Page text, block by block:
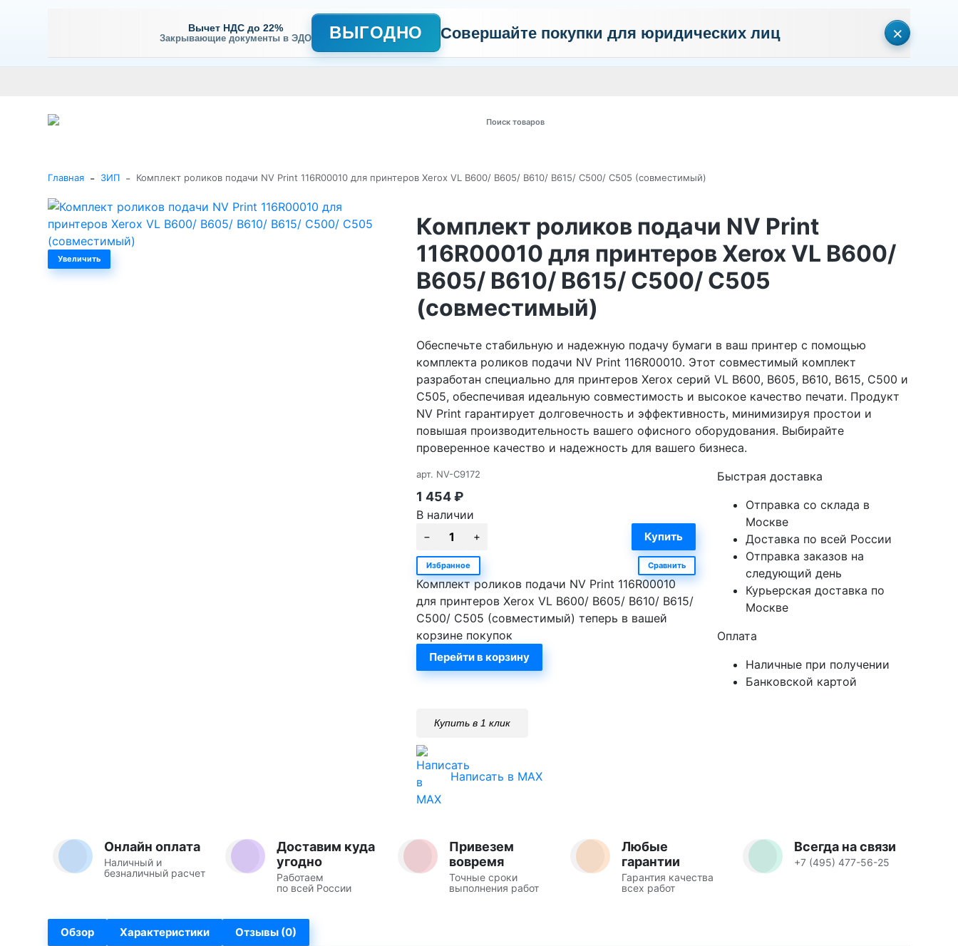
Вычет НДС до 22%
Закрывающие документы в ЭДО ВЫГОДНО Совершайте покупки для юридических лиц ×
Главная - ЗИП - Комплект роликов подачи NV Print 116R00010 для принтеров Xerox VL B600/ B605/ B610/ B615/ C500/ C505 (совместимый)
Увеличить
Комплект роликов подачи NV Print
116R00010 для принтеров Xerox VL B600/
B605/ B610/ B615/ C500/ C505
(совместимый)
Обеспечьте стабильную и надежную подачу бумаги в ваш принтер с помощью
комплекта роликов подачи NV Print 116R00010. Этот совместимый комплект
разработан специально для принтеров Xerox серий VL B600, B605, B610, B615, C500 и
C505, обеспечивая идеальную совместимость и высокое качество печати. Продукт
NV Print гарантирует долговечность и эффективность, минимизируя простои и
повышая производительность вашего офисного оборудования. Выбирайте
проверенное качество и надежность для вашего бизнеса.
арт. NV-C9172
1 454₽
В наличии
Избранное Сравнить
Комплект роликов подачи NV Print 116R00010
для принтеров Xerox VL B600/ B605/ B610/ B615/
C500/ C505 (совместимый) теперь в вашей
корзине покупок
Перейти в корзину
Быстрая доставка
Отправка со склада в
Москве
Доставка по всей России
Отправка заказов на
следующий день
Курьерская доставка по
Москве
Оплата
Наличные при получении
Банковской картой
Купить в 1 клик
Написать в MAX
Онлайн оплата
Наличный и
безналичный расчет
Доставим куда
угодно
Работаем
по всей России
Привезем
вовремя
Точные сроки
выполнения работ
Любые
гарантии
Гарантия качества
всех работ
Всегда на связи
+7 (495) 477-56-25
Обзор Характеристики Отзывы (0)